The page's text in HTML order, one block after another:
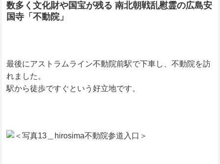
数多く文化財や国宝が残る 南北朝戦乱慰霊の広島安
国寺「不動院」
最後にアストラムライン不動院前駅で下車し、不動院を訪
れました。
駅から徒歩ですぐという好立地です。